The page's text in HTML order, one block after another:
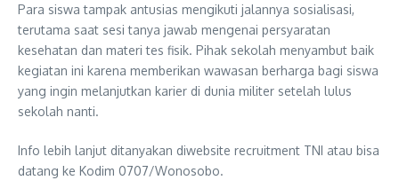
Para siswa tampak antusias mengikuti jalannya sosialisasi,
terutama saat sesi tanya jawab mengenai persyaratan
kesehatan dan materi tes fisik. Pihak sekolah menyambut baik
kegiatan ini karena memberikan wawasan berharga bagi siswa
yang ingin melanjutkan karier di dunia militer setelah lulus
sekolah nanti.
Info lebih lanjut ditanyakan diwebsite recruitment TNI atau bisa
datang ke Kodim 0707/Wonosobo.